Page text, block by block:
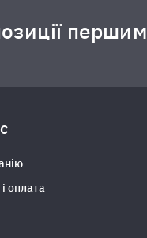
першим
оплата